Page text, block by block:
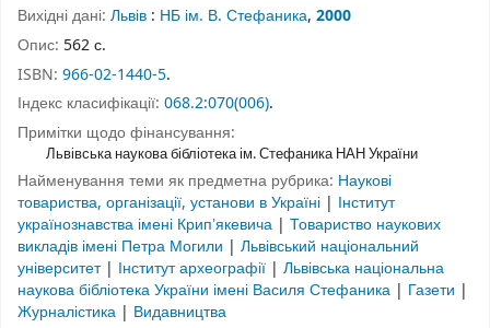
Вихідні дані: Львів : НБ ім. В. Стефаника, 2000
Опис: 562 с.
ISBN: 966-02-1440-5.
Індекс класифікації: 068.2:070(006).
Примітки щодо фінансування:
Львівська наукова бібліотека ім. Стефаника НАН України
Найменування теми як предметна рубрика: Наукові
товариства, організації, установи в Україні | Інститут
українознавства імені Крипʼякевича | Товариство наукових
викладів імені Петра Могили | Львівський національний
університет | Інститут археографії | Львівська національна
наукова бібліотека України імені Василя Стефаника | Газети |
Журналістика | Видавництва